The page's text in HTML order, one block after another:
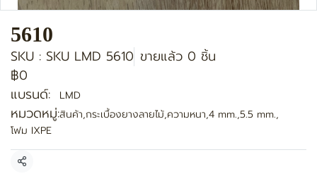
5610
SKU : SKU LMD 5610 ขายแล้ว 0 ชิ้น
฿0
แบรนด์:
LMD
หมวดหมู่:สินค้า,กระเบื้องยางลายไม้,ความหนา,4 mm.,5.5 mm.,
โฟม IXPE
แชร์